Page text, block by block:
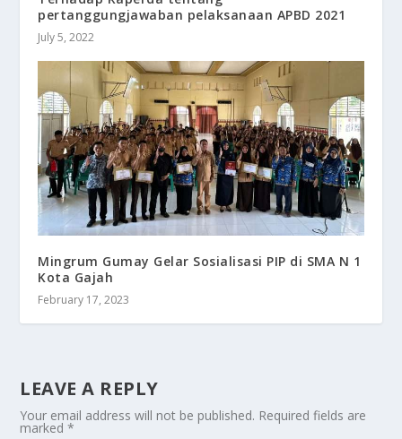
pertanggungjawaban pelaksanaan APBD 2021
July 5, 2022
Mingrum Gumay Gelar Sosialisasi PIP di SMA N 1
Kota Gajah
February 17, 2023
LEAVE A REPLY
Your email address will not be published. Required fields are
marked*